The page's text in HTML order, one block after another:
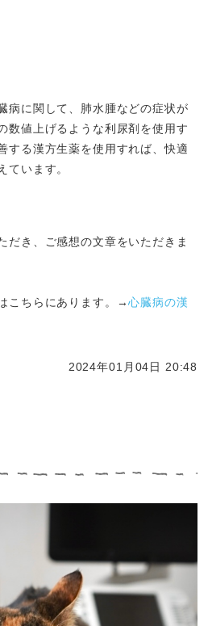
病に関して、肺水腫などの症状が
数値上げるような利尿剤を使用す
する漢方生薬を使用すれば、快適
ています。
だき、ご感想の文章をいただきま
こちらにあります。→心臓病の漢
2024年01月04日 20:48